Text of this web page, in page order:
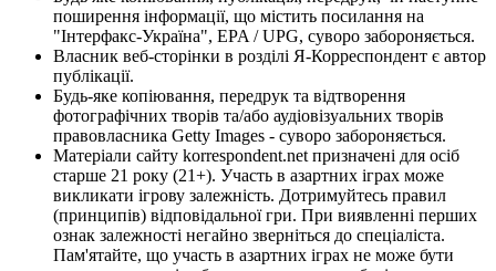
поширення інформації, що містить посилання на
"Інтерфакс-Україна", EPA / UPG, суворо забороняється.
Власник веб-сторінки в розділі Я-Корреспондент є автор
публікації.
Будь-яке копіювання, передрук та відтворення
фотографічних творів та/або аудіовізуальних творів
правовласника Getty Images - суворо забороняється.
Матеріали сайту korrespondent.net призначені для осіб
старше 21 року (21+). Участь в азартних іграх може
викликати ігрову залежність. Дотримуйтесь правил
(принципів) відповідальної гри. При виявленні перших
ознак залежності негайно зверніться до спеціаліста.
Пам'ятайте, що участь в азартних іграх не може бути